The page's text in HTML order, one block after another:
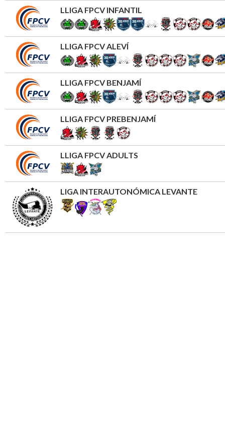
LLIGA FPCV INFANTIL
LLIGA FPCV ALEVÍ
LLIGA FPCV BENJAMÍ
LLIGA FPCV PREBENJAMÍ
LLIGA FPCV ADULTS
LIGA INTERAUTONÓMICA LEVANTE